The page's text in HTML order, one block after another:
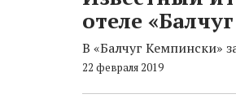
отеле
В «Балчуг Кемпински»
22 февраля 2019